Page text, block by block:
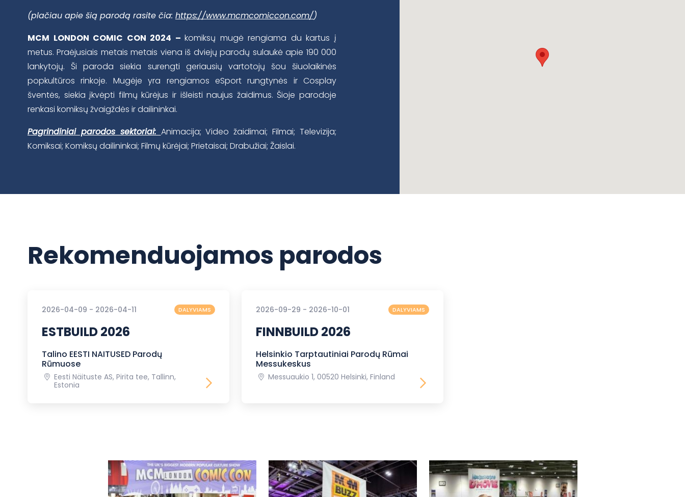
(plačiau apie šią parodą rasite čia: https://www.mcmcomiccon.com/)
MCM LONDON COMIC CON 2024 –komiksų mugė rengiama du kartus į
metus. Praėjusiais metais metais viena iš dviejų parodų sulaukė apie 190 000
lankytojų. Ši paroda siekia surengti geriausių vartotojų šou šiuolaikinės
popkultūros rinkoje. Mugėje yra rengiamos eSport rungtynės ir Cosplay
šventės, siekia įkvėpti filmų kūrėjus ir išleisti naujus žaidimus. Šioje parodoje
renkasi komiksų žvaigždės ir dailininkai.
Pagrindiniai parodos sektoriai: Animacija; Video žaidimai; Filmai; Televizija;
Komiksai; Komiksų dailininkai; Filmų kūrėjai; Prietaisai; Drabužiai; Žaislai.
Rekomenduojamos parodos
2026-04-09 - 2026-04-11 DALYVIAMS
ESTBUILD 2026
Talino EESTI NAITUSED Parodų
Rūmuose
Eesti Näituste AS, Pirita tee, Tallinn,
Estonia
2026-09-29 - 2026-10-01 DALYVIAMS
FINNBUILD 2026
Helsinkio Tarptautiniai Parodų Rūmai
Messukeskus
Messuaukio 1, 00520 Helsinki, Finland